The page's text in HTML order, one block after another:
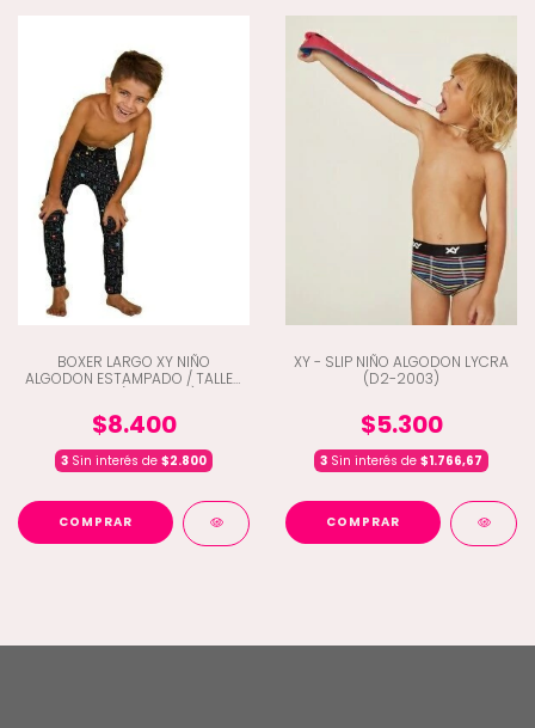
BOXER LARGO XY NIÑO
ALGODON ESTAMPADO / TALLES
$8.400
3 Sin interés de $2.800
COMPRAR
XY - SLIP NIÑO ALGODON LYCRA
(D2-2003)
$5.300
3 Sin interés de $1.766,67
COMPRAR